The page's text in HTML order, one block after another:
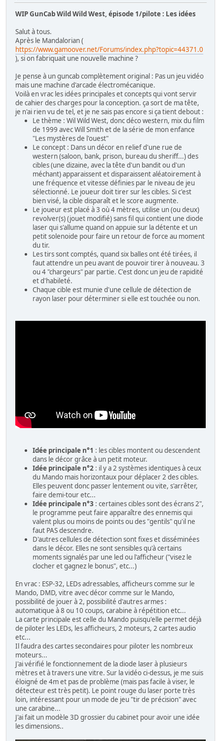
WIP GunCab Wild Wild West, épisode 1/pilote : Les idées
Salut à tous.
Après le Mandalorian (
https://www.gamoover.net/Forums/index.php?topic=44371.0
), si on fabriquait une nouvelle machine ?
Je pense à un guncab complètement original : Pas un jeu vidéo
mais une machine d'arcade électromécanique.
Voilà en vrac les idées principales et concepts qui vont servir
de cahier des charges pour la conception. ça sort de ma tête,
je n'ai rien vu de tel, et je ne sais pas encore si ça tient debout :
Le thème : Wil Wild West, donc déco western, mix du film
de 1999 avec Will Smith et de la série de mon enfance
"Les mystères de l'ouest"
Le concept : Dans un décor en relief d'une rue de
western (saloon, bank, prison, bureau du sheriff...) des
cibles (une dizaine, avec la tête d'un bandit ou d'un
méchant) apparaissent et disparaissent aléatoirement à
une fréquence et vitesse définies par le niveau de jeu
sélectionné. Le joueur doit tirer sur les cibles. Si c'est
bien visé, la cible disparaît et le score augmente.
Le joueur est placé à 3 où 4 mètres, utilise un (ou deux)
revolver(s) (jouet modifié) sans fil qui contient une diode
laser qui s'allume quand on appuie sur la détente et un
petit solenoide pour faire un retour de force au moment
du tir.
Les tirs sont comptés, quand six balles ont été tirées, il
faut attendre un peu avant de pouvoir tirer à nouveau. 3
ou 4 "chargeurs" par partie. C'est donc un jeu de rapidité
et d'habileté.
Chaque cible est munie d'une cellule de détection de
rayon laser pour déterminer si elle est touchée ou non.
Idée principale n°1 : les cibles montent ou descendent
dans le décor grâce à un petit moteur.
Idée principale n°2 : il y a 2 systèmes identiques à ceux
du Mando mais horizontaux pour déplacer 2 des cibles.
Elles peuvent donc passer lentement ou vite, s'arrêter,
faire demi-tour etc...
Idée principale n°3 : certaines cibles sont des écrans 2",
le programme peut faire apparaître des ennemis qui
valent plus ou moins de points ou des "gentils" qu'il ne
faut PAS descendre.
D'autres cellules de détection sont fixes et disséminées
dans le décor. Elles ne sont sensibles qu'à certains
moments signalés par une led ou l'afficheur ("visez le
clocher et gagnez le bonus", etc...)
En vrac : ESP-32, LEDs adressables, afficheurs comme sur le
Mando, DMD, vitre avec décor comme sur le Mando,
possibilité de jouer à 2, possibilité d'autres armes :
automatique à 8 ou 10 coups, carabine à répétition etc...
La carte principale est celle du Mando puisqu'elle permet déjà
de piloter les LEDs, les afficheurs, 2 moteurs, 2 cartes audio
etc...
Il faudra des cartes secondaires pour piloter les nombreux
moteurs...
J'ai vérifié le fonctionnement de la diode laser à plusieurs
mètres et à travers une vitre. Sur la vidéo ci-dessus, je me suis
éloigné de 4m et pas de problème (mais pas facile à viser, le
détecteur est très petit). Le point rouge du laser porte très
loin, intéressant pour un mode de jeu "tir de précision" avec
une carabine...
J'ai fait un modèle 3D grossier du cabinet pour avoir une idée
les dimensions..